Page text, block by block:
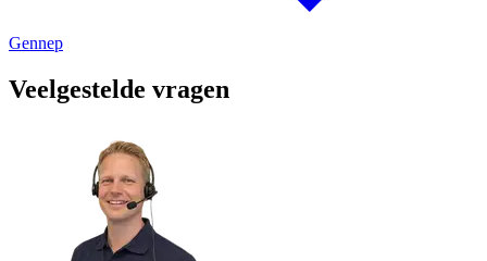
Gennep
Veelgestelde vragen